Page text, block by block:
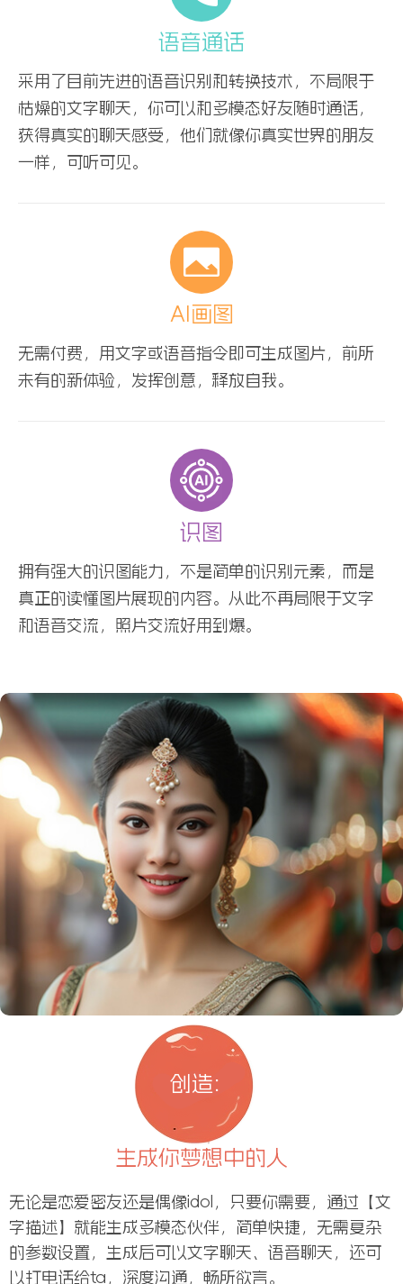
语音通话
采用了目前先进的语音识别和转换技术，不局限于
枯燥的文字聊天，你可以和多模态好友随时通话，
获得真实的聊天感受，他们就像你真实世界的朋友
一样，可听可见。
AI画图
无需付费，用文字或语音指令即可生成图片，前所
未有的新体验，发挥创意，释放自我。
识图
拥有强大的识图能力，不是简单的识别元素，而是
真正的读懂图片展现的内容。从此不再局限于文字
和语音交流，照片交流好用到爆。
创造:
生成你梦想中的人
无论是恋爱密友还是偶像idol，只要你需要，通过【文
字描述】就能生成多模态伙伴，简单快捷，无需复杂
的参数设置，生成后可以文字聊天、语音聊天，还可
以打电话给ta，深度沟通，畅所欲言。